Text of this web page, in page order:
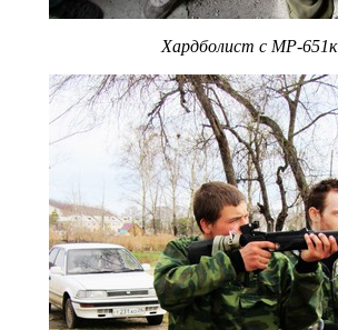
Хардболист с МР-651к